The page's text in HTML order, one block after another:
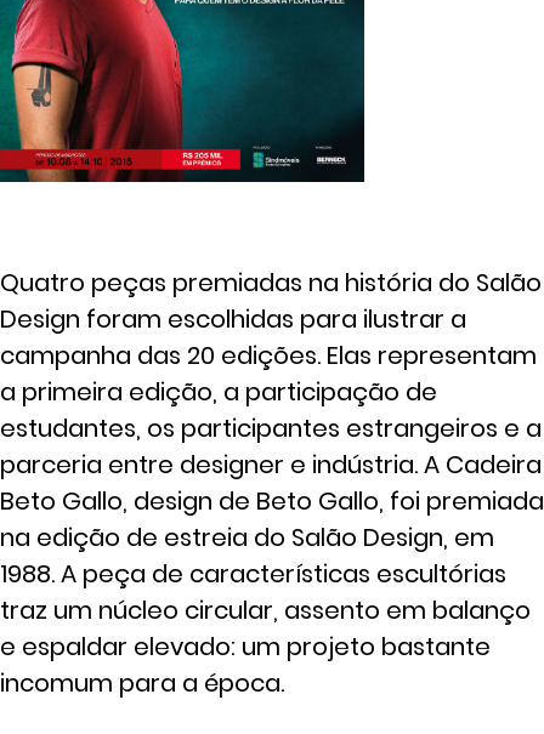
Quatro peças premiadas na história do Salão
Design foram escolhidas para ilustrar a
campanha das 20 edições. Elas representam
a primeira edição, a participação de
estudantes, os participantes estrangeiros e a
parceria entre designer e indústria. A Cadeira
Beto Gallo, design de Beto Gallo, foi premiada
na edição de estreia do Salão Design, em
1988. A peça de características escultórias
traz um núcleo circular, assento em balanço
e espaldar elevado: um projeto bastante
incomum para a época.